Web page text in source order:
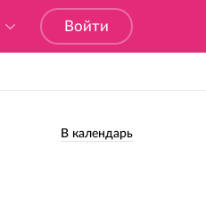
Войти
В календарь